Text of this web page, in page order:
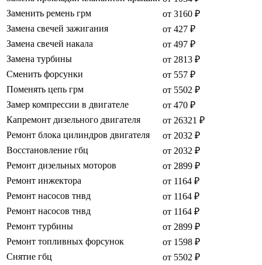
Заменить ремень грм
от 3160 ₽
Замена свечей зажигания
от 427 ₽
Замена свечей накала
от 497 ₽
Замена турбины
от 2813 ₽
Сменить форсунки
от 557 ₽
Поменять цепь грм
от 5502 ₽
Замер компрессии в двигателе
от 470 ₽
Капремонт дизельного двигателя
от 26321 ₽
Ремонт блока цилиндров двигателя
от 2032 ₽
Восстановление гбц
от 2032 ₽
Ремонт дизельных моторов
от 2899 ₽
Ремонт инжектора
от 1164 ₽
Ремонт насосов тнвд
от 1164 ₽
Ремонт насосов тнвд
от 1164 ₽
Ремонт турбины
от 2899 ₽
Ремонт топливных форсунок
от 1598 ₽
Снятие гбц
от 5502 ₽